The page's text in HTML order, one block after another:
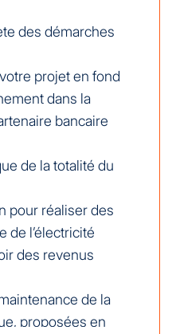
des démarches
projet en fond
dans la
bancaire
de la totalité du
pour réaliser des
de l’électricité
des revenus
de la
proposées en